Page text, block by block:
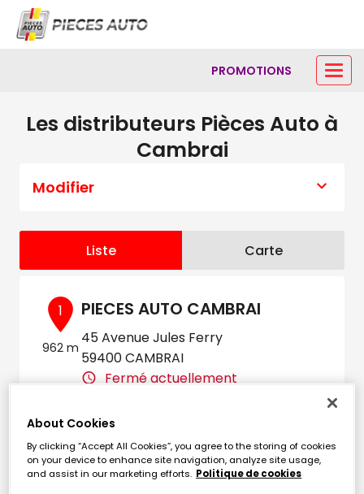
PROMOTIONS
Les distributeurs Pièces Auto à
Cambrai
Modifier
Liste Carte
1
962 m
PIECES AUTO CAMBRAI
45 Avenue Jules Ferry
59400 CAMBRAI
Fermé actuellement
About Cookies
By clicking “Accept All Cookies”, you agree to the storing of cookies
on your device to enhance site navigation, analyze site usage,
and assist in our marketing efforts. Politique de cookies